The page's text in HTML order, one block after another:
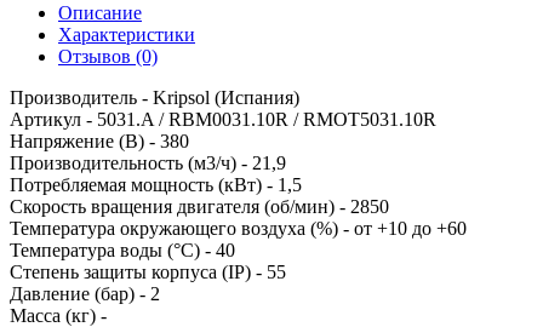
Описание
Характеристики
Отзывов (0)
Производитель - Kripsol (Испания)
Артикул - 5031.A / RBM0031.10R / RMOT5031.10R
Напряжение (В) - 380
Производительность (м3/ч) - 21,9
Потребляемая мощность (кВт) - 1,5
Скорость вращения двигателя (об/мин) - 2850
Температура окружающего воздуха (%) - от +10 до +60
Температура воды (°C) - 40
Степень защиты корпуса (IP) - 55
Давление (бар) - 2
Масса (кг) -